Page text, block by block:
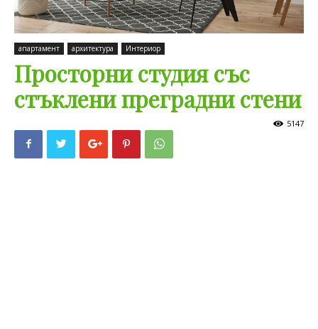
апартамент архитектура Интериор
Просторни студия със
стъклени преградни стени
5147